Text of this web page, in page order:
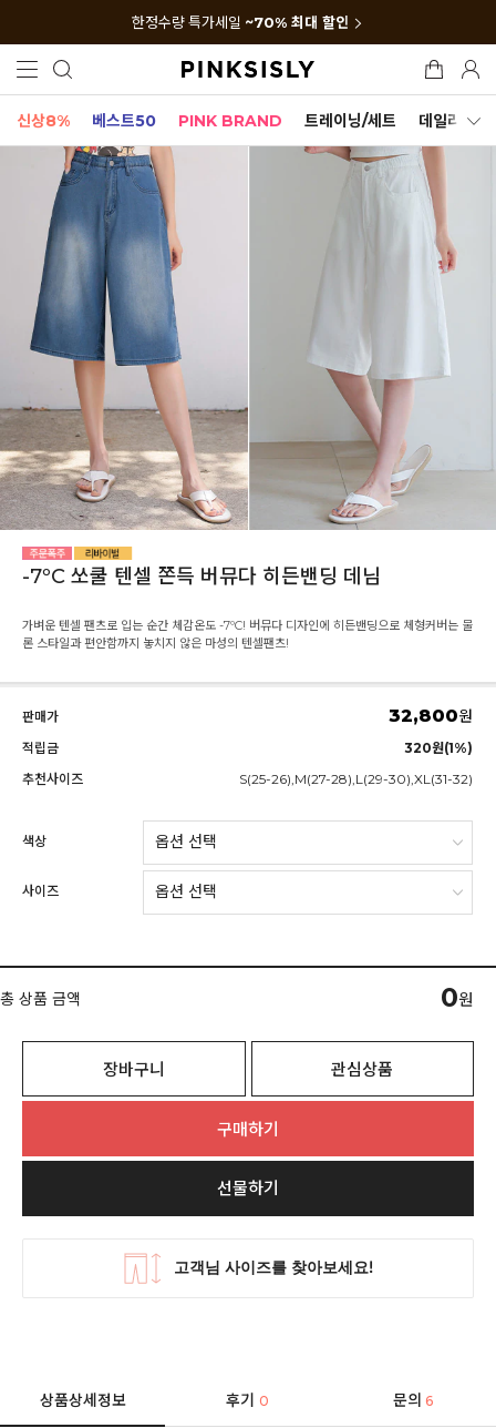
한정수량 특가세일 ~70% 최대 할인
신상8% 베스트50 PINK BRAND 트레이닝/세트 데일리세트
-7ºC 쏘쿨 텐셀 쫀득 버뮤다 히든밴딩 데님
가벼운 텐셀 팬츠로 입는 순간 체감온도 -7ºC! 버뮤다 디자인에 히든밴딩으로 체형커버는 물
론 스타일과 편안함까지 놓치지 않은 마성의 텐셀팬츠!
판매가 32,800원
적립금
320원(1%)
추천사이즈
S(25-26),M(27-28),L(29-30),XL(31-32)
색상
사이즈
총 상품 금액 0원
장바구니 관심상품
구매하기
선물하기
상품상세정보 후기0 문의 6